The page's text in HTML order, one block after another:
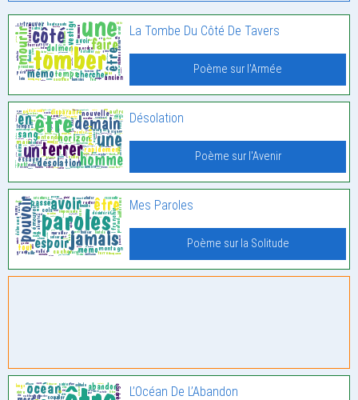
La Tombe Du Côté De Tavers
Poème sur l'Armée
Désolation
Poème sur l'Avenir
Mes Paroles
Poème sur la Solitude
L’Océan De L’Abandon